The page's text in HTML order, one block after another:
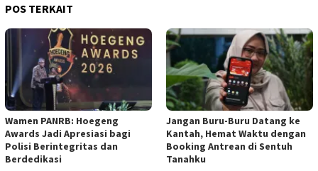
POS TERKAIT
Wamen PANRB: Hoegeng
Awards Jadi Apresiasi bagi
Polisi Berintegritas dan
Berdedikasi
Jangan Buru-Buru Datang ke
Kantah, Hemat Waktu dengan
Booking Antrean di Sentuh
Tanahku